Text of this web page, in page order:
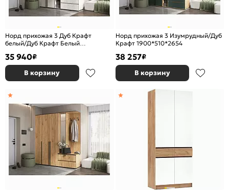
Норд прихожая 3 Дуб Крафт
белый/Дуб Крафт Белый
35 940₽
В корзину
Норд прихожая 3 Изумрудный/Дуб
Крафт 1900*510*2654
38 257₽
В корзину